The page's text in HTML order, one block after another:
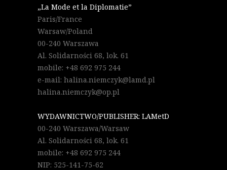
„La Mode et la Diplomatie”
Paris/France
Warsaw/Poland
00-240 Warszawa
Al. Solidarności 68, lok. 61
mobile: +48 692 975 244
e-mail: halina.niemczyk@lamd.pl
halina.niemczyk@op.pl
WYDAWNICTWO/PUBLISHER: LAMetD
00-240 Warszawa/Warsaw
Al. Solidarności 68, lok. 61
mobile: +48 692 975 244
NIP: 525-141-75-62